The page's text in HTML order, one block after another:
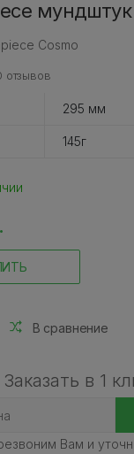
мундштук
Cosmo
отзывов
295 мм
145г
В сравнение
Заказать в 1
Вам и